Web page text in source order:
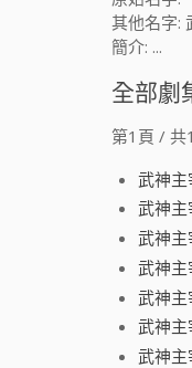
其他名字:
簡介: ...
全部劇
第1頁 / 共
武神主
武神主
武神主
武神主
武神主
武神主
武神主